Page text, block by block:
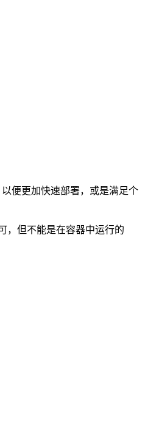
便更加快速部署，或是满足个
，但不能是在容器中运行的